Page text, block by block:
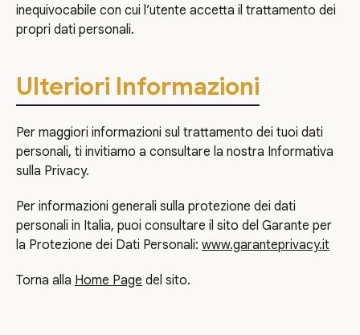
inequivocabile con cui l’utente accetta il trattamento dei
propri dati personali.
Ulteriori Informazioni
Per maggiori informazioni sul trattamento dei tuoi dati
personali, ti invitiamo a consultare la nostra Informativa
sulla Privacy.
Per informazioni generali sulla protezione dei dati
personali in Italia, puoi consultare il sito del Garante per
la Protezione dei Dati Personali: www.garanteprivacy.it
Torna alla Home Page del sito.